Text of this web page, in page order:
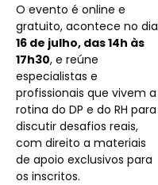
O evento é online e
gratuito, acontece no dia
16 de julho, das 14h às
17h30, e reúne
especialistas e
profissionais que vivem a
rotina do DP e do RH para
discutir desafios reais,
com direito a materiais
de apoio exclusivos para
os inscritos.